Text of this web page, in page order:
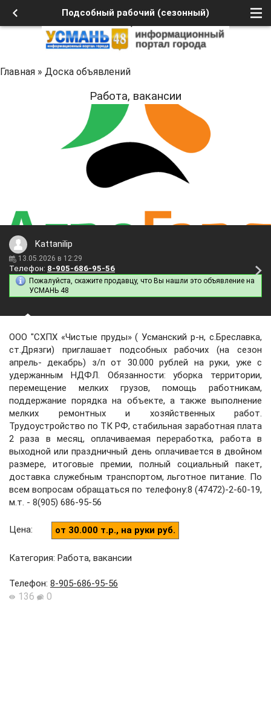
Подсобный рабочий (сезонный)
Главная » Доска объявлений
Работа, вакансии
Kattanilip
13.05.2026 в 12:29
Телефон: 8-905-686-95-56
Пожалуйста, скажите продавцу, что Вы нашли это объявление на
УСМАНЬ 48
ООО "СХПХ «Чистые пруды» ( Усманский р-н, с.Бреславка,
ст.Дрязги) приглашает подсобных рабочих (на сезон
апрель- декабрь) з/п от 30.000 рублей на руки, уже с
удержанным НДФЛ. Обязанности: уборка территории,
перемещение мелких грузов, помощь работникам,
поддержание порядка на объекте, а также выполнение
мелких ремонтных и хозяйственных работ.
Трудоустройство по ТК РФ, стабильная заработная плата
2 раза в месяц, оплачиваемая переработка, работа в
выходной или праздничный день оплачивается в двойном
размере, итоговые премии, полный социальный пакет,
доставка служебным транспортом, льготное питание. По
всем вопросам обращаться по телефону:8 (47472)-2-60-19,
м.т. - 8(905) 686-95-56
Цена: от 30.000 т.р., на руки руб.
Категория: Работа, вакансии
Телефон: 8-905-686-95-56
136 0